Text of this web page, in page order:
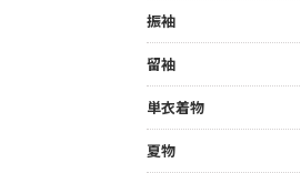
振袖
留袖
単衣着物
夏物